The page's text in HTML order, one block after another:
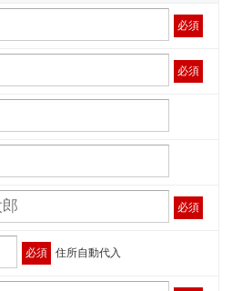
必須
必須
必須
必須 住所自動代入